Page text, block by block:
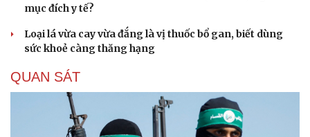
mục đích y tế?
Loại lá vừa cay vừa đắng là vị thuốc bổ gan, biết dùng
sức khoẻ càng thăng hạng
QUAN SÁT